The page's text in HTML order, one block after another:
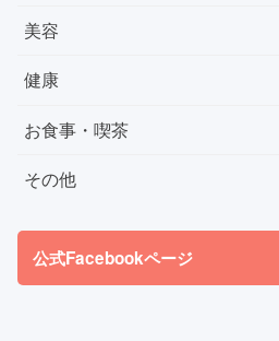
美容
健康
お食事・喫茶
その他
公式Facebookページ